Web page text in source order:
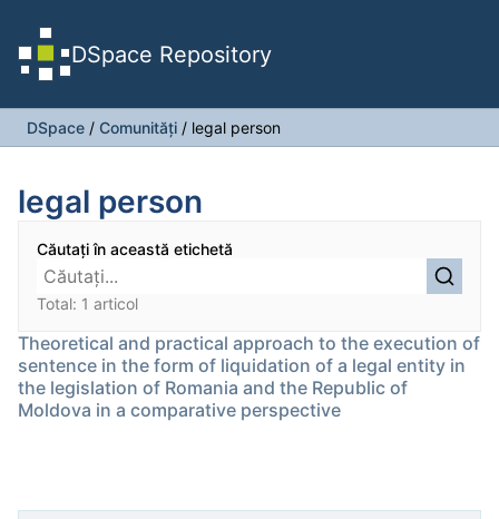
DSpace Repository
DSpace / Comunități / legal person
legal person
Căutați în această etichetă
Total: 1 articol
Theoretical and practical approach to the execution of
sentence in the form of liquidation of a legal entity in
the legislation of Romania and the Republic of
Moldova in a comparative perspective